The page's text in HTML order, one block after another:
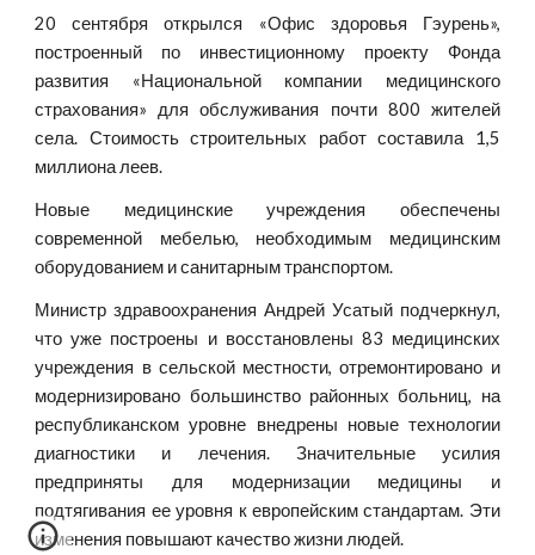
20 сентября открылся «Офис здоровья Гэурень»,
построенный по инвестиционному проекту Фонда
развития «Национальной компании медицинского
страхования» для обслуживания почти 800 жителей
села. Стоимость строительных работ составила 1,5
миллиона леев.
Новые медицинские учреждения обеспечены
современной мебелью, необходимым медицинским
оборудованием и санитарным транспортом.
Министр здравоохранения Андрей Усатый подчеркнул,
что уже построены и восстановлены 83 медицинских
учреждения в сельской местности, отремонтировано и
модернизировано большинство районных больниц, на
республиканском уровне внедрены новые технологии
диагностики и лечения. Значительные усилия
предприняты для модернизации медицины и
подтягивания ее уровня к европейским стандартам. Эти
изменения повышают качество жизни людей.